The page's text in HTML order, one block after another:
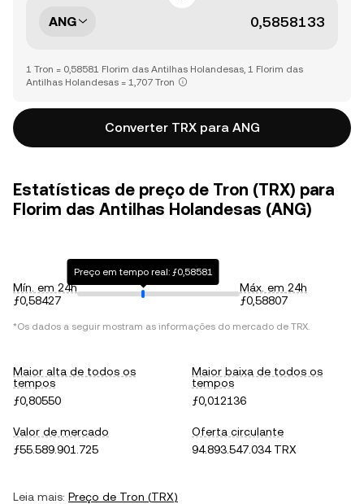
ANG
1 Tron = 0,58581 Florim das Antilhas Holandesas, 1 Florim das
Antilhas Holandesas = 1,707 Tron
Converter TRX para ANG
Estatísticas de preço de Tron (TRX) para
Florim das Antilhas Holandesas (ANG)
Mín. em 24h
ƒ0,58427
Preço em tempo real: ƒ0,58581
Máx. em 24h
ƒ0,58807
*Os dados a seguir mostram as informações do mercado de TRX.
Maior alta de todos os
tempos
ƒ0,80550
Maior baixa de todos os
tempos
ƒ0,012136
Valor de mercado
ƒ55.589.901.725
Oferta circulante
94.893.547.034 TRX
Leia mais: Preço de Tron (TRX)